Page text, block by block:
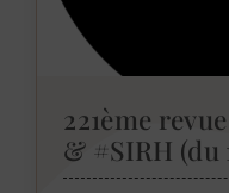
221ème
& #SIRH (du